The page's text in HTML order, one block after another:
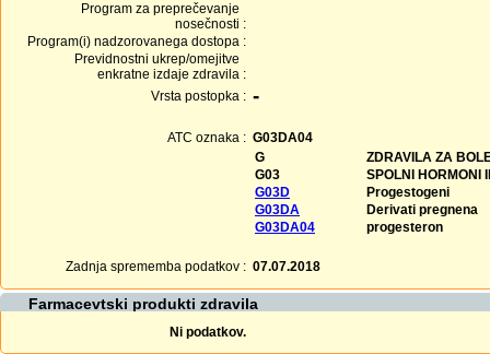
Program za preprečevanje
nosečnosti :
Program(i) nadzorovanega dostopa :
Previdnostni ukrep/omejitve
enkratne izdaje zdravila :
Vrsta postopka : -
ATC oznaka : G03DA04
G
ZDRAVILA ZA
G03
SPOLNI HORMONI
G03D
Progestogeni
G03DA
Derivati pregnena
G03DA04
progesteron
Zadnja sprememba podatkov : 07.07.2018
Farmacevtski produkti zdravila
Ni podatkov.